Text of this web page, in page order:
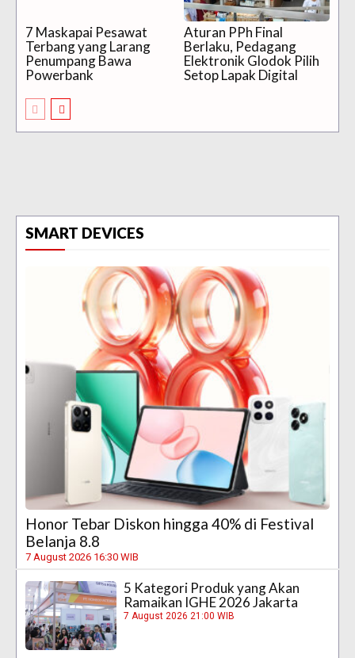
7 Maskapai Pesawat
Terbang yang Larang
Penumpang Bawa
Powerbank
Aturan PPh Final
Berlaku, Pedagang
Elektronik Glodok Pilih
Setop Lapak Digital
SMART DEVICES
Honor Tebar Diskon hingga 40% di Festival
Belanja 8.8
7 August 2026 16:30 WIB
5 Kategori Produk yang Akan
Ramaikan IGHE 2026 Jakarta
7 August 2026 21:00 WIB